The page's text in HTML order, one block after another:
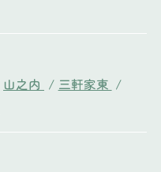
山之内 / 三軒家東 /